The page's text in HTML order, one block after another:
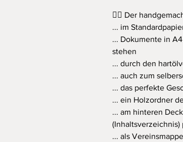
👍🏻 Der
... im
... Dokumente in
stehen
... durch den
... auch zum
... das perfekte
... ein Holzordner
... am hinteren
... als